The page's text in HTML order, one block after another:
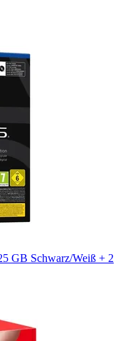
GB Schwarz/Weiß + 2